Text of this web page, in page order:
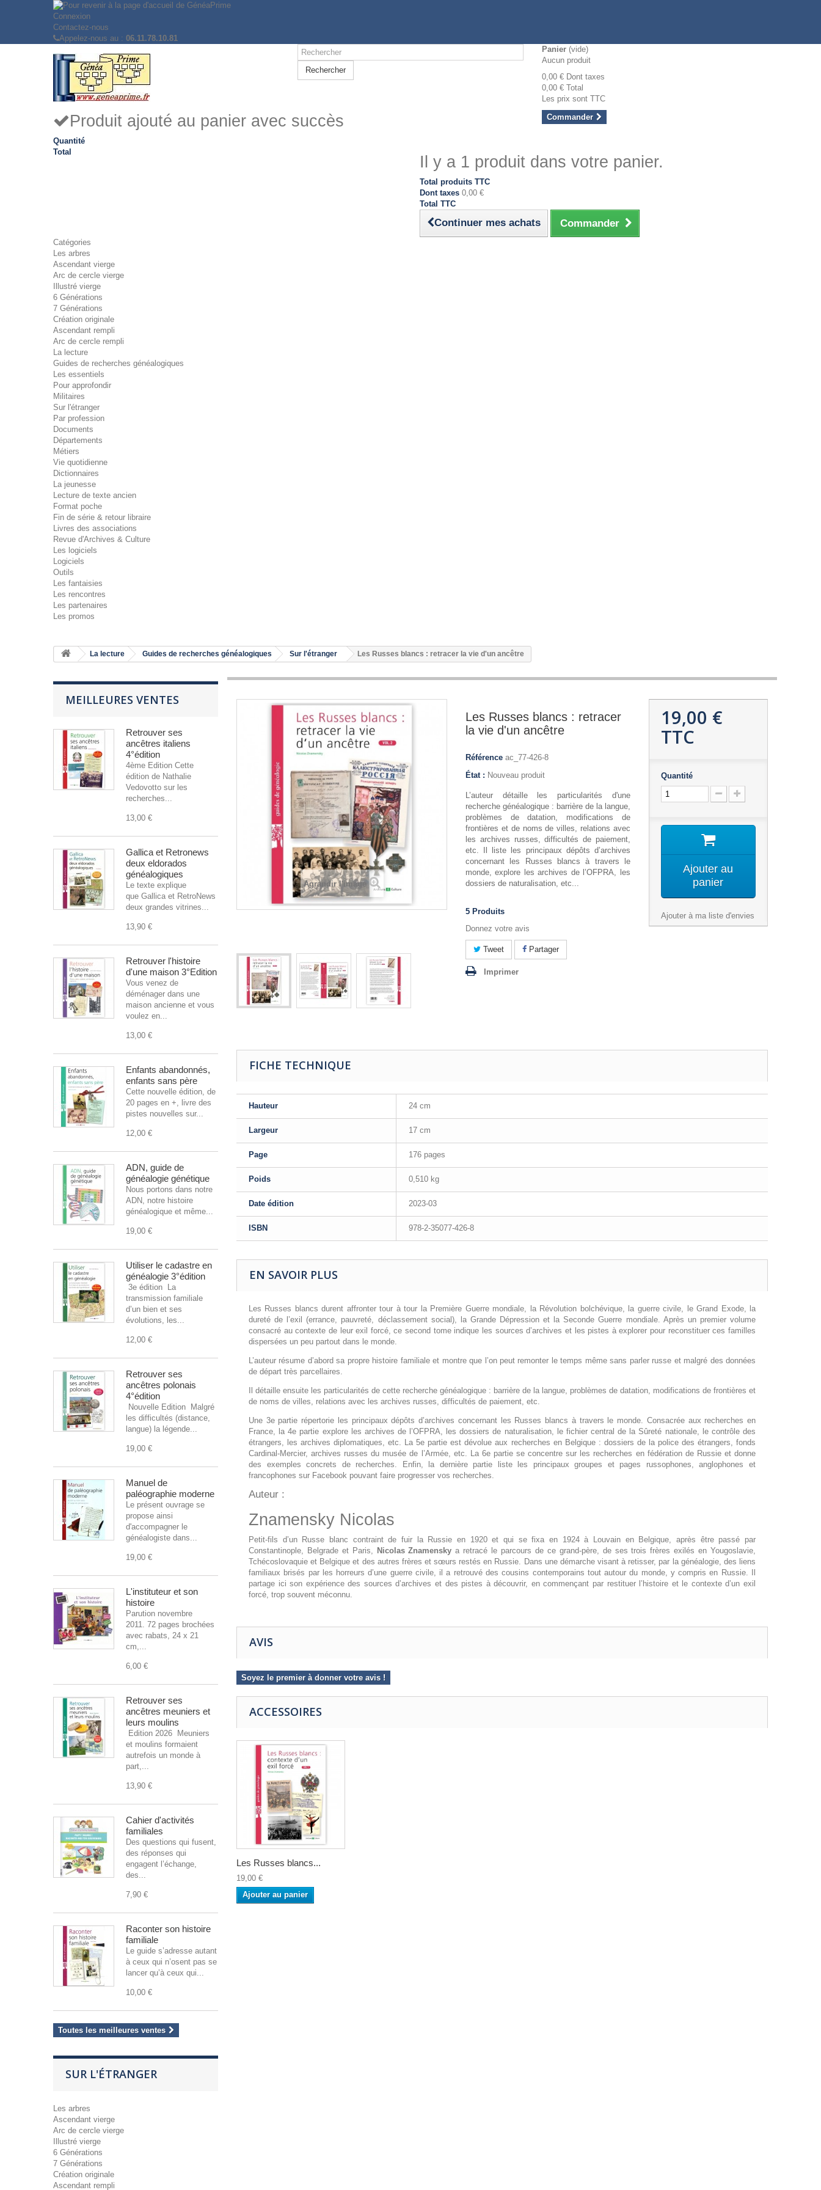
Connexion
Contactez-nous
Appelez-nous au : 06.11.78.10.81
Rechercher
Panier (vide)
Aucun produit
0,00 € Dont taxes
0,00 € Total
Les prix sont TTC
Commander
Produit ajouté au panier avec succès
Quantité
Total
Il y a 1 produit dans votre panier.
Total produits TTC
Dont taxes 0,00 €
Total TTC
Continuer mes achats Commander
Catégories
Les arbres
Ascendant vierge
Arc de cercle vierge
Illustré vierge
6 Générations
7 Générations
Création originale
Ascendant rempli
Arc de cercle rempli
La lecture
Guides de recherches généalogiques
Les essentiels
Pour approfondir
Militaires
Sur l'étranger
Par profession
Documents
Départements
Métiers
Vie quotidienne
Dictionnaires
La jeunesse
Lecture de texte ancien
Format poche
Fin de série & retour libraire
Livres des associations
Revue d'Archives & Culture
Les logiciels
Logiciels
Outils
Les fantaisies
Les rencontres
Les partenaires
Les promos
La lecture Guides de recherches généalogiques Sur l'étranger Les Russes blancs : retracer la vie d'un ancêtre
MEILLEURES VENTES
Retrouver ses
ancêtres italiens
4°édition
4ème Edition Cette
édition de Nathalie
Vedovotto sur les
recherches...
13,00 €
Gallica et Retronews
deux eldorados
généalogiques
Le texte explique
que Gallica et RetroNews sont
deux grandes vitrines...
13,90 €
Retrouver l'histoire
d'une maison 3°Edition
Vous venez de
déménager dans une
maison ancienne et vous
voulez en...
13,00 €
Enfants abandonnés,
enfants sans père
Cette nouvelle édition, de
20 pages en +, livre des
pistes nouvelles sur...
12,00 €
ADN, guide de
généalogie génétique
Nous portons dans notre
ADN, notre histoire
généalogique et même...
19,00 €
Utiliser le cadastre en
généalogie 3°édition
3e édition La
transmission familiale
d’un bien et ses
évolutions, les...
12,00 €
Retrouver ses
ancêtres polonais
4°édition
Nouvelle Edition Malgré
les difficultés (distance,
langue) la légende...
19,00 €
Manuel de
paléographie moderne
Le présent ouvrage se
propose ainsi
d'accompagner le
généalogiste dans...
19,00 €
L'instituteur et son
histoire
Parution novembre
2011. 72 pages brochées
avec rabats, 24 x 21
cm,...
6,00 €
Retrouver ses
ancêtres meuniers et
leurs moulins
Edition 2026 Meuniers
et moulins formaient
autrefois un monde à
part,...
13,90 €
Cahier d'activités
familiales
Des questions qui fusent,
des réponses qui
engagent l’échange,
des...
7,90 €
Raconter son histoire
familiale
Le guide s’adresse autant
à ceux qui n’osent pas se
lancer qu’à ceux qui...
10,00 €
Toutes les meilleures ventes
SUR L'ÉTRANGER
Les arbres
Ascendant vierge
Arc de cercle vierge
Illustré vierge
6 Générations
7 Générations
Création originale
Ascendant rempli
Agrandir l'image
Les Russes blancs : retracer
la vie d'un ancêtre
Référence ac_77-426-8
État : Nouveau produit
L’auteur détaille les particularités d'une
recherche généalogique : barrière de la langue,
problèmes de datation, modifications de
frontières et de noms de villes, relations avec
les archives russes, difficultés de paiement,
etc. Il liste les principaux dépôts d’archives
concernant les Russes blancs à travers le
monde, explore les archives de l’OFPRA, les
dossiers de naturalisation, etc...
5 Produits
Donnez votre avis
Tweet Partager
Imprimer
19,00 €
TTC
Quantité
Ajouter au
panier
Ajouter à ma liste d'envies
FICHE TECHNIQUE
Hauteur 24 cm
Largeur 17 cm
Page 176 pages
Poids 0,510 kg
Date édition 2023-03
ISBN 978-2-35077-426-8
EN SAVOIR PLUS
Les Russes blancs durent affronter tour à tour la Première Guerre mondiale, la Révolution bolchévique, la guerre civile, le Grand Exode, la
dureté de l’exil (errance, pauvreté, déclassement social), la Grande Dépression et la Seconde Guerre mondiale. Après un premier volume
consacré au contexte de leur exil forcé, ce second tome indique les sources d’archives et les pistes à explorer pour reconstituer ces familles
dispersées un peu partout dans le monde.
L’auteur résume d’abord sa propre histoire familiale et montre que l’on peut remonter le temps même sans parler russe et malgré des données
de départ très parcellaires.
Il détaille ensuite les particularités de cette recherche généalogique : barrière de la langue, problèmes de datation, modifications de frontières et
de noms de villes, relations avec les archives russes, difficultés de paiement, etc.
Une 3e partie répertorie les principaux dépôts d’archives concernant les Russes blancs à travers le monde. Consacrée aux recherches en
France, la 4e partie explore les archives de l’OFPRA, les dossiers de naturalisation, le fichier central de la Sûreté nationale, le contrôle des
étrangers, les archives diplomatiques, etc. La 5e partie est dévolue aux recherches en Belgique : dossiers de la police des étrangers, fonds
Cardinal-Mercier, archives russes du musée de l’Armée, etc. La 6e partie se concentre sur les recherches en fédération de Russie et donne
des exemples concrets de recherches. Enfin, la dernière partie liste les principaux groupes et pages russophones, anglophones et
francophones sur Facebook pouvant faire progresser vos recherches.
Auteur :
Znamensky Nicolas
Petit-fils d’un Russe blanc contraint de fuir la Russie en 1920 et qui se fixa en 1924 à Louvain en Belgique, après être passé par
Constantinople, Belgrade et Paris, Nicolas Znamenskya retracé le parcours de ce grand-père, de ses trois frères exilés en Yougoslavie,
Tchécoslovaquie et Belgique et des autres frères et sœurs restés en Russie. Dans une démarche visant à retisser, par la généalogie, des liens
familiaux brisés par les horreurs d’une guerre civile, il a retrouvé des cousins contemporains tout autour du monde, y compris en Russie. Il
partage ici son expérience des sources d’archives et des pistes à découvrir, en commençant par restituer l’histoire et le contexte d’un exil
forcé, trop souvent méconnu.
AVIS
Soyez le premier à donner votre avis !
ACCESSOIRES
Les Russes blancs...
19,00 €
Ajouter au panier